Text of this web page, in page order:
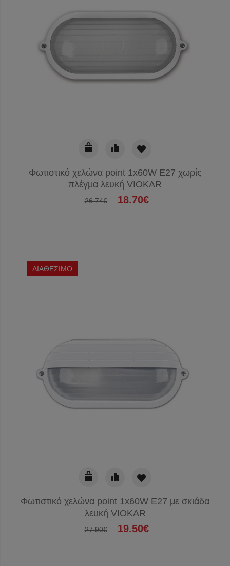
Φωτιστικό χελώνα point 1x60W E27 χωρίς
πλέγμα λευκή VIOKAR
26.74€ 18.70€
ΔΙΑΘΕΣΙΜΟ
Φωτιστικό χελώνα point 1x60W E27 με σκιάδα
λευκή VIOKAR
27.90€ 19.50€